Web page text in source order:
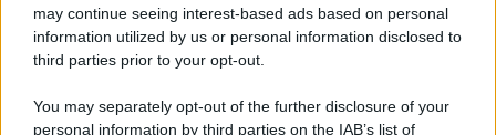
may continue seeing interest-based ads based on personal
information utilized by us or personal information disclosed to
third parties prior to your opt-out.
You may separately opt-out of the further disclosure of your
personal information by third parties on the IAB’s list of